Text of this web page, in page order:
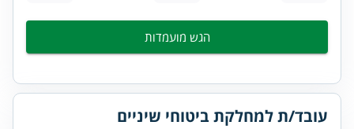
הגש מועמדות
עובד/ת למחלקת ביטוחי שיניים